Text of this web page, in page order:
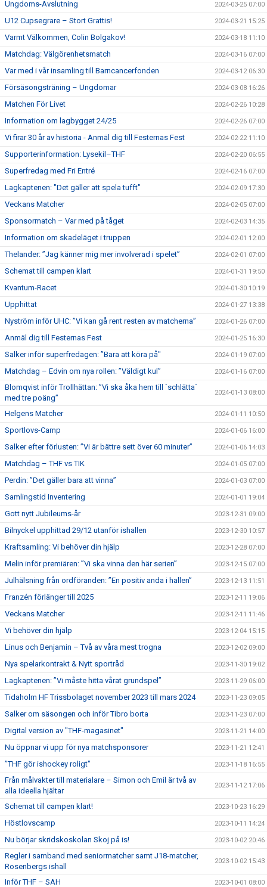
Ungdoms-Avslutning 2024-03-25 07:00
U12 Cupsegrare – Stort Grattis! 2024-03-21 15:25
Varmt Välkommen, Colin Bolgakov! 2024-03-18 11:10
Matchdag: Välgörenhetsmatch 2024-03-16 07:00
Var med i vår insamling till Barncancerfonden 2024-03-12 06:30
Försäsongsträning – Ungdomar 2024-03-08 16:26
Matchen För Livet 2024-02-26 10:28
Information om lagbygget 24/25 2024-02-26 07:00
Vi firar 30 år av historia - Anmäl dig till Festernas Fest 2024-02-22 11:10
Supporterinformation: Lysekil–THF 2024-02-20 06:55
Superfredag med Fri Entré 2024-02-16 07:00
Lagkaptenen: "Det gäller att spela tufft" 2024-02-09 17:30
Veckans Matcher 2024-02-05 07:00
Sponsormatch – Var med på tåget 2024-02-03 14:35
Information om skadeläget i truppen 2024-02-01 12:00
Thelander: ”Jag känner mig mer involverad i spelet” 2024-02-01 07:00
Schemat till campen klart 2024-01-31 19:50
Kvantum-Racet 2024-01-30 10:19
Upphittat 2024-01-27 13:38
Nyström inför UHC: ”Vi kan gå rent resten av matcherna” 2024-01-26 07:00
Anmäl dig till Festernas Fest 2024-01-25 16:30
Salker inför superfredagen: ”Bara att köra på" 2024-01-19 07:00
Matchdag – Edvin om nya rollen: ”Väldigt kul” 2024-01-16 07:00
Blomqvist inför Trollhättan: ”Vi ska åka hem till `schlätta´
med tre poäng”
2024-01-13 08:00
Helgens Matcher 2024-01-11 10:50
Sportlovs-Camp 2024-01-06 16:00
Salker efter förlusten: ”Vi är bättre sett över 60 minuter” 2024-01-06 14:03
Matchdag – THF vs TIK 2024-01-05 07:00
Perdin: ”Det gäller bara att vinna” 2024-01-03 07:00
Samlingstid Inventering 2024-01-01 19:04
Gott nytt Jubileums-år 2023-12-31 09:00
Bilnyckel upphittad 29/12 utanför ishallen 2023-12-30 10:57
Kraftsamling: Vi behöver din hjälp 2023-12-28 07:00
Melin inför premiären: ”Vi ska vinna den här serien” 2023-12-15 07:00
Julhälsning från ordföranden: ”En positiv anda i hallen” 2023-12-13 11:51
Franzén förlänger till 2025 2023-12-11 19:06
Veckans Matcher 2023-12-11 11:46
Vi behöver din hjälp 2023-12-04 15:15
Linus och Benjamin – Två av våra mest trogna 2023-12-02 09:00
Nya spelarkontrakt & Nytt sportråd 2023-11-30 19:02
Lagkaptenen: ”Vi måste hitta vårat grundspel” 2023-11-29 06:00
Tidaholm HF Trissbolaget november 2023 till mars 2024 2023-11-23 09:05
Salker om säsongen och inför Tibro borta 2023-11-23 07:00
Digital version av "THF-magasinet" 2023-11-21 14:00
Nu öppnar vi upp för nya matchsponsorer 2023-11-21 12:41
”THF gör ishockey roligt" 2023-11-18 16:55
Från målvakter till materialare – Simon och Emil är två av
alla ideella hjältar
2023-11-12 17:06
Schemat till campen klart! 2023-10-23 16:29
Höstlovscamp 2023-10-11 14:24
Nu börjar skridskoskolan Skoj på is! 2023-10-02 20:46
Regler i samband med seniormatcher samt J18-matcher,
Rosenbergs ishall
2023-10-02 15:43
Inför THF – SAH 2023-10-01 08:00